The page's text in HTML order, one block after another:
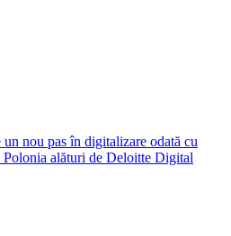
un nou pas în digitalizare odată cu
Polonia alături de Deloitte Digital